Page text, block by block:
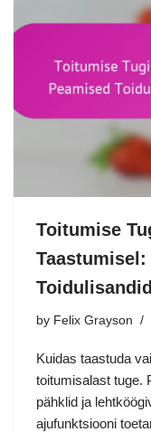
Toitumise
Taastumisel:
by Felix Grayson
Kuidas taastuda
toitumisalast tuge.
pähklid ja
ajufunktsiooni